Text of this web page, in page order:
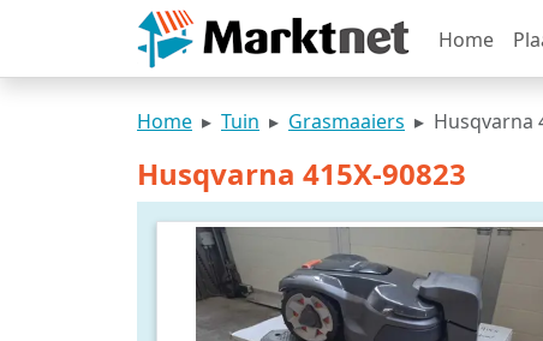
Home
Home Tuin Grasmaaiers Husqvarna
Husqvarna 415X-90823